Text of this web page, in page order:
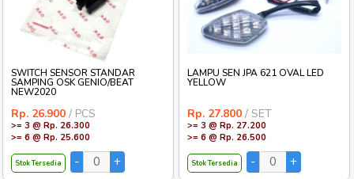
SWITCH SENSOR STANDAR
SAMPING OSK GENIO/BEAT
NEW2020
Rp. 26.900 / PCS
>= 3 @ Rp. 26.300
>= 6 @ Rp. 25.600
Stok Tersedia
LAMPU SEN JPA 621 OVAL LED
YELLOW
Rp. 27.800 / SET
>= 3 @ Rp. 27.200
>= 6 @ Rp. 26.500
Stok Tersedia